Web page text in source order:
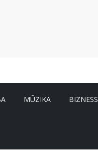
MŪZIKA BIZNESS